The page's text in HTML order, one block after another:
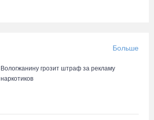
Больше
Вологжанину грозит штраф за рекламу
наркотиков